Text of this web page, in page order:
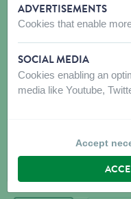
ADVERTISEMENTS
Cookies that enable
SOCIAL MEDIA
Cookies enabling an
media like Youtube,
Accept